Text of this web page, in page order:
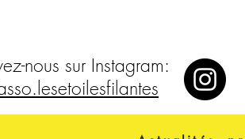
nous sur Instagram: